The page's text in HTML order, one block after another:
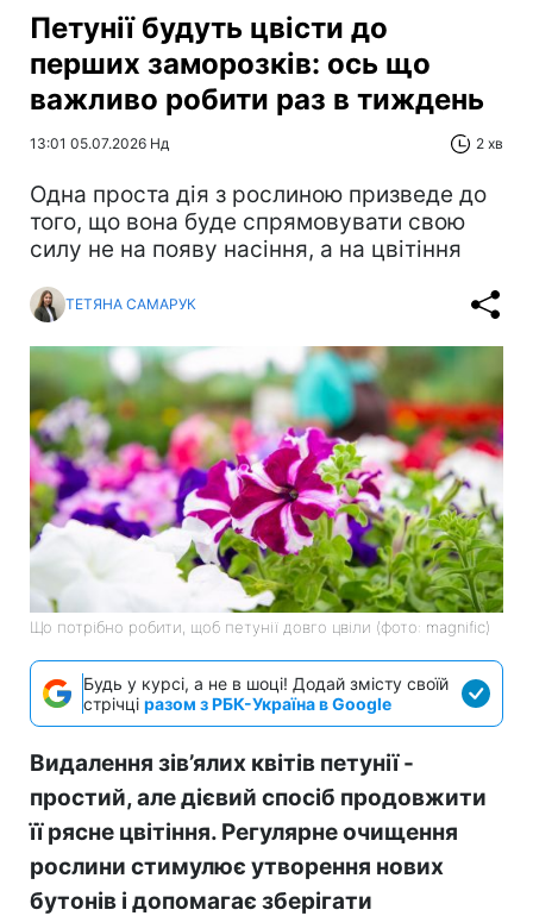
Петунії будуть цвісти до
перших заморозків: ось що
важливо робити раз в тиждень
13:01 05.07.2026 Нд 2 хв
Одна проста дія з рослиною призведе до
того, що вона буде спрямовувати свою
силу не на появу насіння, а на цвітіння
ТЕТЯНА САМАРУК
Що потрібно робити, щоб петунії довго цвіли (фото: magnific)
Будь у курсі, а не в шоці! Додай змісту своїй
стрічці разом з РБК-Україна в Google
Видалення зів’ялих квітів петунії -
простий, але дієвий спосіб продовжити
її рясне цвітіння. Регулярне очищення
рослини стимулює утворення нових
бутонів і допомагає зберігати